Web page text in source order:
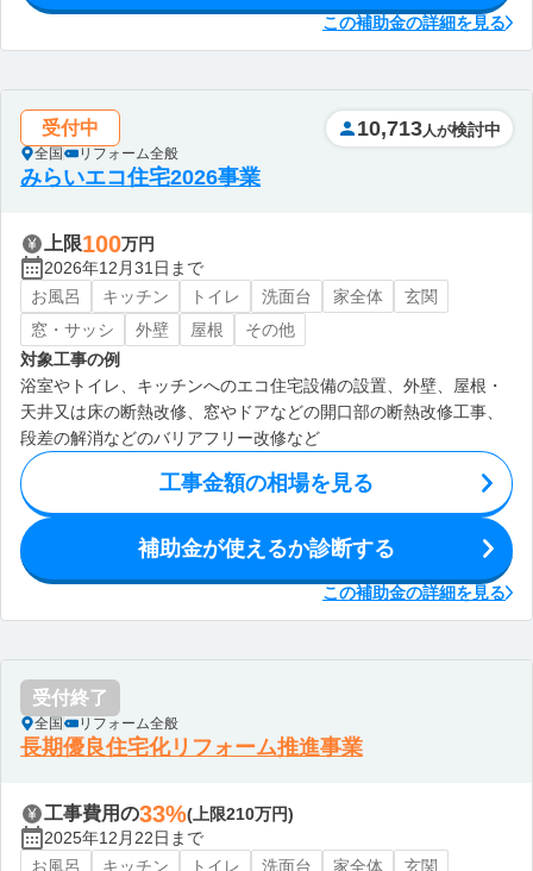
この補助金の詳細を見る
受付中
全国 リフォーム全般
10,713 人が検討中
みらいエコ住宅2026事業
上限100万円
2026年12月31日まで
お風呂
キッチン トイレ 洗面台 家全体
玄関
窓・サッシ
外壁 屋根
その他
対象工事の例
浴室やトイレ、キッチンへのエコ住宅設備の設置、外壁、屋根・
天井又は床の断熱改修、窓やドアなどの開口部の断熱改修工事、
段差の解消などのバリアフリー改修など
工事金額の相場を見る
補助金が使えるか診断する
この補助金の詳細を見る
受付終了
全国 リフォーム全般
長期優良住宅化リフォーム推進事業
工事費用の33%(上限210万円)
2025年12月22日まで
お風呂
キッチン トイレ 洗面台 家全体 玄関